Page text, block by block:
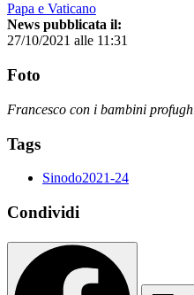
Papa e Vaticano
News pubblicata il:
27/10/2021 alle 11:31
Foto
Francesco con i bambini
Tags
Sinodo2021-24
Condividi